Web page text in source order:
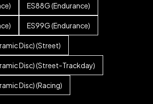
ES88G (Endurance)
ES99G (Endurance)
Disc) (Street)
Disc) (Street-Trackday)
Disc) (Racing)